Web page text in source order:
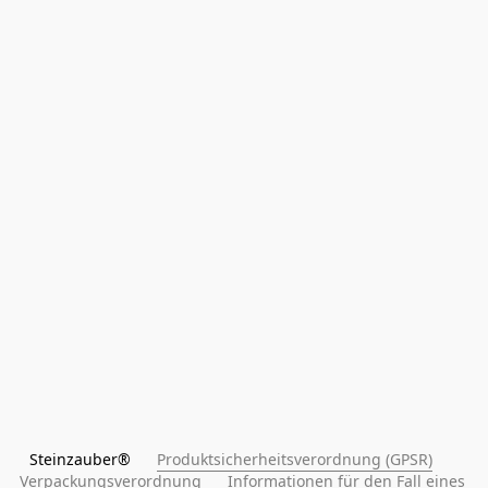
Steinzauber® Produktsicherheitsverordnung (GPSR)
Verpackungsverordnung
Informationen für den Fall eines